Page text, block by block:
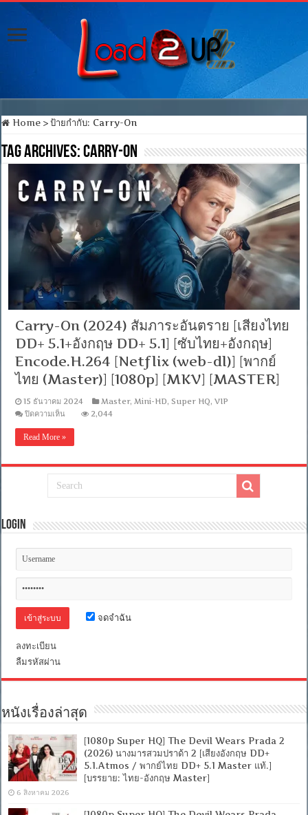
Home > ป้ายกำกับ: Carry-On
Tag Archives:Carry-On
Carry-On (2024) สัมภาระอันตราย [เสียงไทย
DD+ 5.1+อังกฤษ DD+ 5.1] [ซับไทย+อังกฤษ]
Encode.H.264 [Netflix (web-dl)] [พากย์
ไทย (Master)] [1080p] [MKV] [MASTER]
15 ธันวาคม 2024 Master, Mini-HD,Super HQ,VIP
ปิดความเห็น
(2024)
อันตราย
ไทย
DD+
[Netflix
[พากย์
(Master)]
2,044
Read More »
Login
จดจำฉัน
ลงทะเบียน
ลืมรหัสผ่าน
หนังเรื่องล่าสุด
[1080p Super HQ] The Devil Wears Prada 2
(2026) นางมารสวมปราด้า 2 [เสียงอังกฤษ DD+
5.1.Atmos / พากย์ไทย DD+ 5.1 Master แท้.]
[บรรยาย: ไทย-อังกฤษ Master]
6 สิงหาคม 2026